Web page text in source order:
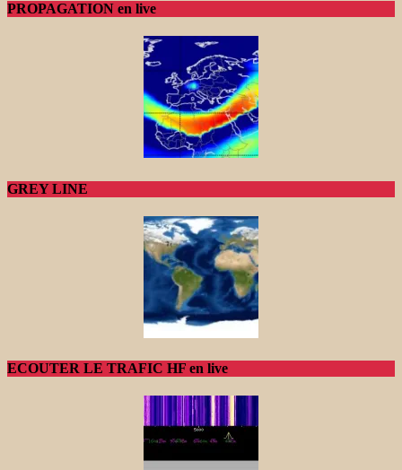
PROPAGATION en live
GREY LINE
ECOUTER LE TRAFIC HF en live